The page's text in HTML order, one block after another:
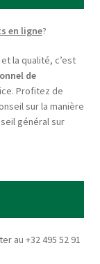
be
chosen
the
product
page
en ligne?
la qualité, c’est
de
Profitez de
sur la manière
général sur
au +32 495 52 91